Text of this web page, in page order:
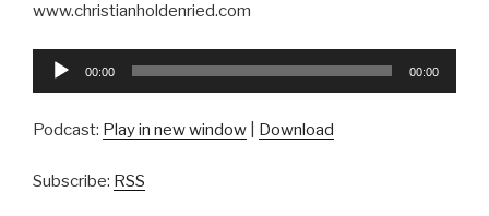
www.christianholdenried.com
Audio-
00:00 00:00
Podcast: Play in new window Download
Subscribe: RSS